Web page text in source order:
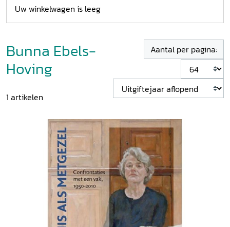
Uw winkelwagen is leeg
Bunna Ebels-
Hoving
1 artikelen
Aantal per pagina: